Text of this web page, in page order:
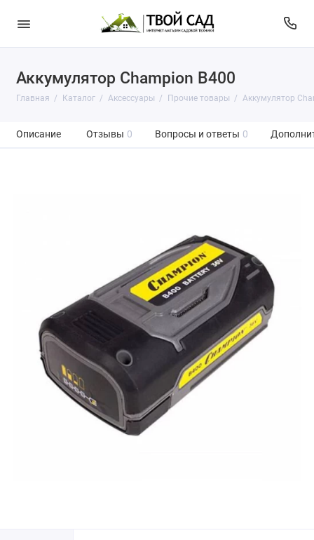
Аккумулятор Champion B400
Главная Каталог Аксессуары Прочие товары Аккумулятор
Описание Отзывы 0 Вопросы и ответы 0